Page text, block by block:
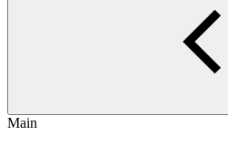
Main